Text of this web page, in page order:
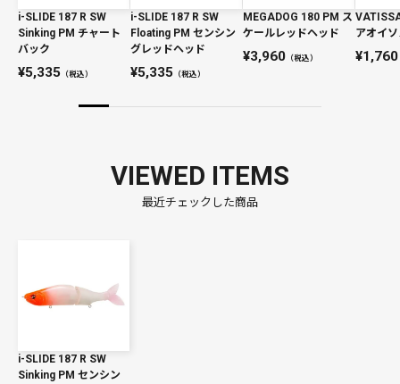
i-SLIDE 187 R SW
Sinking PM チャート
バック
5,335 （税込）
i-SLIDE 187 R SW
Floating PM センシン
グレッドヘッド
5,335（税込）
MEGADOG 180 PM ス
ケールレッドヘッド
3,960（税込）
アオイソ
1,760
VIEWED ITEMS
最近チェックした商品
i-SLIDE 187 R SW
Sinking PM センシン